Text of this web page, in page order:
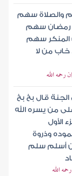
والصلاة سهم
رمضان سهم
المنكر سهم
من لا
رحمه الله
قال بخ بخ
من يسره الله
الأول
وذروة
من أسلم سلم
الله